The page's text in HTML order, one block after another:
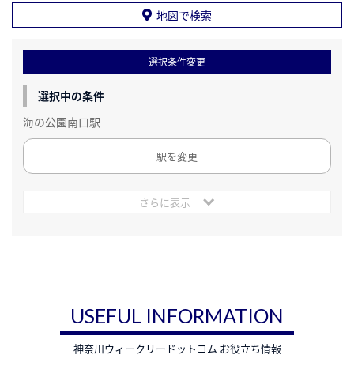
地図で検索
選択条件変更
選択中の条件
海の公園南口駅
駅を変更
さらに表示
USEFUL INFORMATION
神奈川ウィークリードットコム お役立ち情報